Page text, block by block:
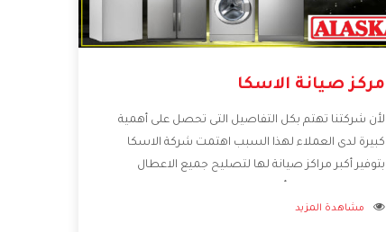
مركز صيانة الاسكا
لأن شركتنا تهتم بكل التفاصيل التى تحصل على أهمية
كبيرة لدى العملاء لهذا السبب اهتمت شركة الاسكا
بتوفير أكبر مراكز صيانة لها لتصليح جميع الاعطال
فنحن نقدم الافضل لكى نحافظ على مكانتنا وعلى
مشاهدة المزيد